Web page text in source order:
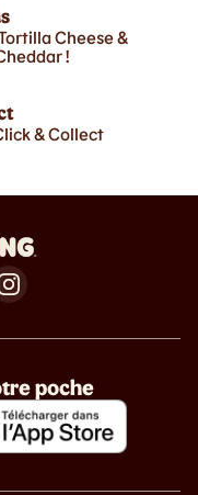
Cheese &
!
& Collect
poche